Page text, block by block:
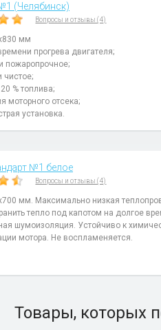
(Челябинск)
Вопросы и отзывы (4)
мм
прогрева двигателя;
пожаропрочное;
чистое;
% топлива;
моторного отсека;
установка.
№1 белое
Вопросы и отзывы (4)
мм. Максимально низкая
тепло под капотом на долгое
шумоизоляция. Устойчиво к
мотора. Не воспламеняется.
Товары, которых